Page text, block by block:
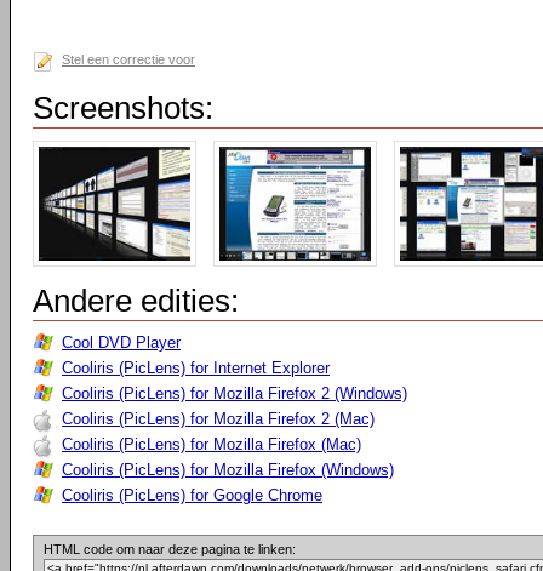
Stel een correctie voor
Screenshots:
Andere edities:
Cool DVD Player
Cooliris (PicLens) for Internet Explorer
Cooliris (PicLens) for Mozilla Firefox 2 (Windows)
Cooliris (PicLens) for Mozilla Firefox 2 (Mac)
Cooliris (PicLens) for Mozilla Firefox (Mac)
Cooliris (PicLens) for Mozilla Firefox (Windows)
Cooliris (PicLens) for Google Chrome
HTML code om naar deze pagina te linken: